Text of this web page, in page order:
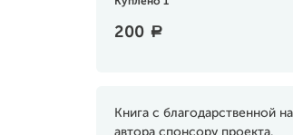
200 a
Книга с благодарственной
автора спонсору проекта.